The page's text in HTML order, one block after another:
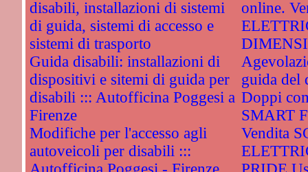
disabili, installazioni di sistemi
di guida, sistemi di accesso e
sistemi di trasporto
Guida disabili: installazioni di
dispositivi e sitemi di guida per
disabili ::: Autofficina Poggesi a
Firenze
Modifiche per l'accesso agli
autoveicoli per disabili :::
online.
guida del
Doppi
SMART
Vendita